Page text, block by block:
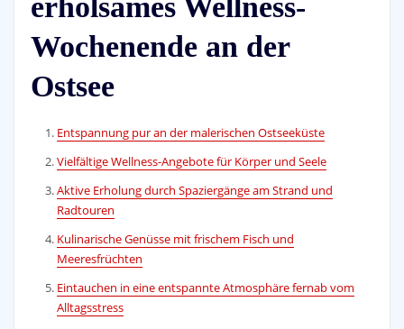
erholsames Wellness-
Wochenende an der
Ostsee
Entspannung pur an der malerischen Ostseeküste
Vielfältige Wellness-Angebote für Körper und Seele
Aktive Erholung durch Spaziergänge am Strand und
Radtouren
Kulinarische Genüsse mit frischem Fisch und
Meeresfrüchten
Eintauchen in eine entspannte Atmosphäre fernab vom
Alltagsstress